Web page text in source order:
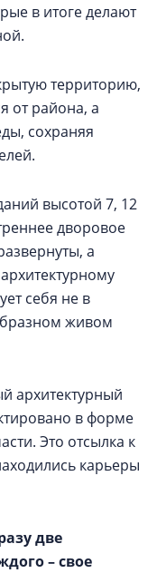
в итоге делают
территорию,
от района, а
сохраняя
высотой 7, 12
дворовое
а
себя не в
живом
архитектурный
в форме
Это отсылка к
карьеры
две
– свое